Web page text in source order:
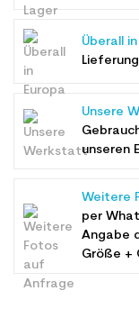
Überall
Unsere
unseren
Weitere
per
Angabe
Größe +